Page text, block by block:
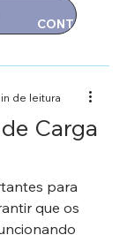
CONTATO
Carga
de leitura
para
que os